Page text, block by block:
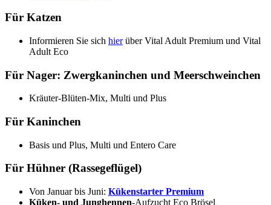
Für Katzen
Informieren Sie sich hierüber Vital Adult Premium und Vital
Adult Eco
Für Nager: Zwergkaninchen und Meerschweinchen
Kräuter-Blüten-Mix, Multi und Plus
Für Kaninchen
Basis und Plus, Multi und Entero Care
Für Hühner (Rassegeflügel)
Von Januar bis Juni: Kükenstarter Premium
Küken- und Junghennen-Aufzucht Eco Brösel